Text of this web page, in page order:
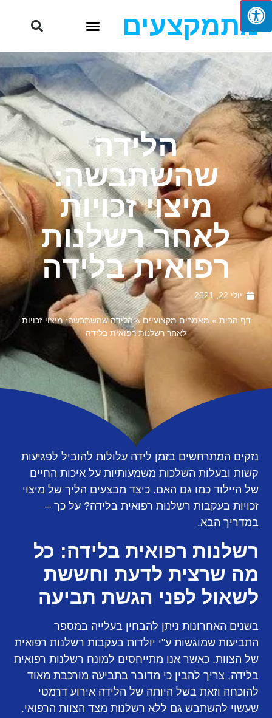
מתמקצעים
הלידה
שהשתבשה:
מיצוי זכויות
לאחר רשלנות
רפואית בלידה
יולי 22, 2021
דף הבית » מאמרים מקצועיים»הלידה שהשתבשה: מיצוי זכויות
לאחר רשלנות רפואית בלידה
נזקים המתרחשים בזמן לידה עלולות להוביל לפגיעות
קשות ובעלות השלכות משמעותיות על איכות החיים
של היילוד כמו גם האם. כיצד מבצעים הליך של מיצוי
זכויות בעקבות רשלנות רפואית בלידה? על כך –
במדריך הבא.
רשלנות רפואית בלידה: כל
מה שרצית לדעת וחששת
לשאול לפני הגשת תביעה
בשנים האחרונות ניתן להבחין בעלייה במספר
התביעות שמוגשות ע"י יולדות בעקבות רשלנות רפואית
של הצוות. כאשר אנו מתייחסים למונח רשלנות רפואית
בלידה, צריך להבין כי מדובר בתביעה מורכבת מאוד
להוכחה וזאת בשל היותה של הלידה אירוע דרמטי
שעשוי להשתבש גם ללא רשלנות מצד הצוות הרפואי.